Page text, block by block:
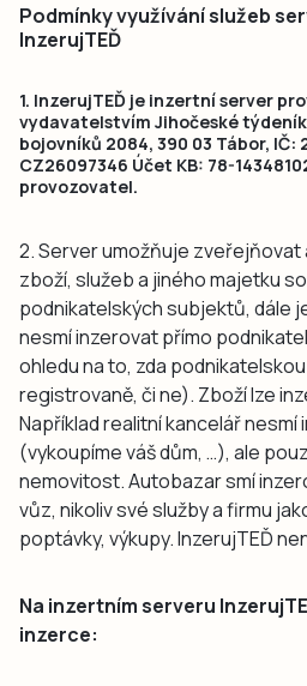
Podmínky využívání služeb
InzerujTEĎ
1. InzerujTEĎ je inzertní server
vydavatelstvím Jihočeské
bojovníků 2084, 390 03 Tábor, IČ:
CZ26097346 Účet KB: 78-
provozovatel.
2. Server umožňuje zveřejňovat
zboží, služeb a jiného majetku
podnikatelských subjektů, dále
nesmí inzerovat přímo
ohledu na to, zda
registrovaně, či ne). Zboží lze
Například realitní kancelář
(vykoupíme váš dům, …), ale
nemovitost. Autobazar smí
vůz, nikoliv své služby a firmu
poptávky, výkupy. InzerujTEĎ
Na inzertním serveru
inzerce: